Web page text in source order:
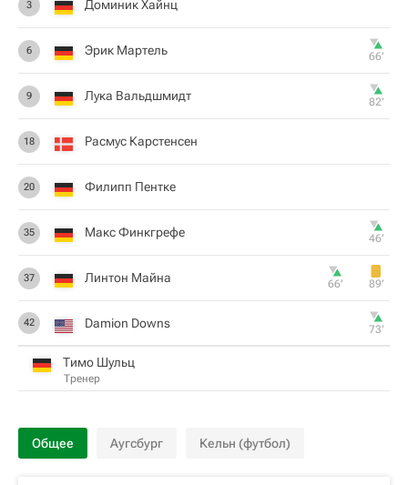
3 Доминик Хайнц
6 Эрик Мартель 66‎’‎
9 Лука Вальдшмидт 82‎’‎
18 Расмус Карстенсен
20 Филипп Пентке
35 Макс Финкгрефе 46‎’‎
37 Линтон Майна 66‎’‎ 89‎’‎
42 Damion Downs 73‎’‎
Тимо Шульц
Тренер
Общее Аугсбург Кельн (футбол)